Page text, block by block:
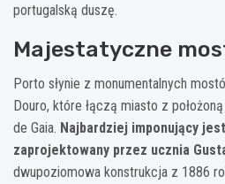
portugalską duszę.
Majestatyczne
Porto słynie z monumentalnych
Douro, które łączą miasto z
de Gaia. Najbardziej imponujący
zaprojektowany przez ucznia
dwupoziomowa konstrukcja z 1886